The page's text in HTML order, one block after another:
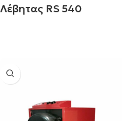
Λέβητας RS 540